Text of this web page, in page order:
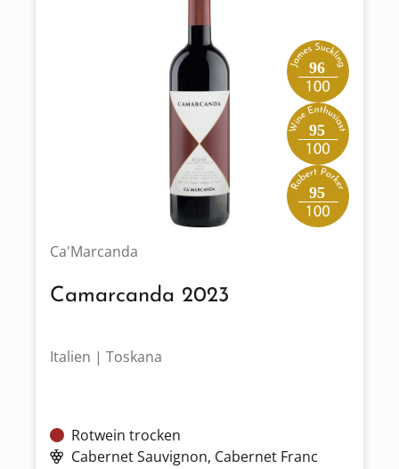
96
95
95
Ca'Marcanda
Camarcanda 2023
Italien | Toskana
Rotwein trocken
Cabernet Sauvignon, Cabernet Franc